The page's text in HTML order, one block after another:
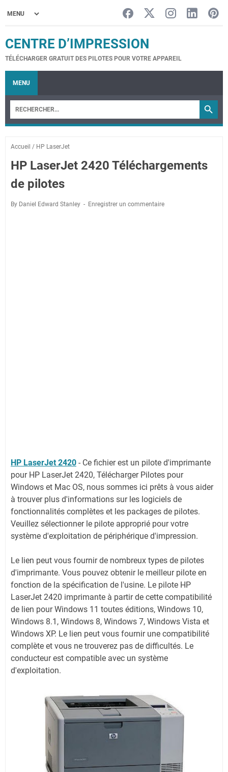
CENTRE D’IMPRESSION
TÉLÉCHARGER GRATUIT DES PILOTES POUR VOTRE APPAREIL
MENU
Accueil / HP LaserJet
HP LaserJet 2420 Téléchargements
de pilotes
By Daniel Edward Stanley Enregistrer un commentaire
HP LaserJet 2420 - Ce fichier est un pilote d'imprimante
pour HP LaserJet 2420, Télécharger Pilotes pour
Windows et Mac OS, nous sommes ici prêts à vous aider
à trouver plus d'informations sur les logiciels de
fonctionnalités complètes et les packages de pilotes.
Veuillez sélectionner le pilote approprié pour votre
système d'exploitation de périphérique d'impression.
Le lien peut vous fournir de nombreux types de pilotes
d'imprimante. Vous pouvez obtenir le meilleur pilote en
fonction de la spécification de l'usine. Le pilote HP
LaserJet 2420 imprimante à partir de cette compatibilité
de lien pour Windows 11 toutes éditions, Windows 10,
Windows 8.1, Windows 8, Windows 7, Windows Vista et
Windows XP. Le lien peut vous fournir une compatibilité
complète et vous ne trouverez pas de difficultés. Le
conducteur est compatible avec un système
d'exploitation.